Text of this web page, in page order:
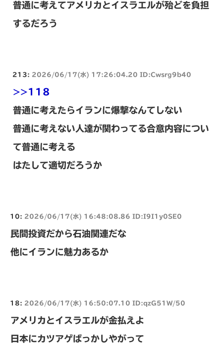
普通に考えてアメリカとイスラエルが殆どを負担
するだろう
213: 2026/06/17(水) 17:26:04.20 ID:Cwsrg9b40
>>118
普通に考えたらイランに爆撃なんてしない
普通に考えない人達が関わってる合意内容につい
て普通に考える
はたして適切だろうか
10: 2026/06/17(水) 16:48:08.86 ID:I9I1y0SE0
民間投資だから石油関連だな
他にイランに魅力あるか
18: 2026/06/17(水) 16:50:07.10 ID:qzG51W/50
アメリカとイスラエルが金払えよ
日本にカツアゲばっかしやがって